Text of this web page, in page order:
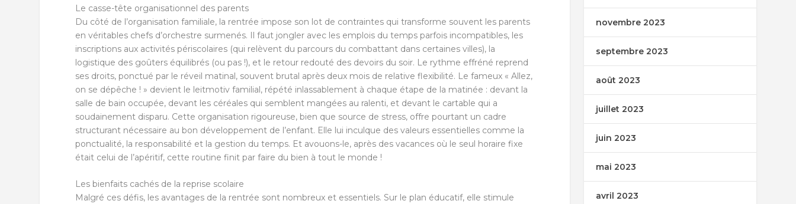
Le casse-tête organisationnel des parents
Du côté de l’organisation familiale, la rentrée impose son lot de contraintes qui transforme souvent les parents
en véritables chefs d’orchestre surmenés. Il faut jongler avec les emplois du temps parfois incompatibles, les
inscriptions aux activités périscolaires (qui relèvent du parcours du combattant dans certaines villes), la
logistique des goûters équilibrés (ou pas !), et le retour redouté des devoirs du soir. Le rythme effréné reprend
ses droits, ponctué par le réveil matinal, souvent brutal après deux mois de relative flexibilité. Le fameux « Allez,
on se dépêche ! » devient le leitmotiv familial, répété inlassablement à chaque étape de la matinée : devant la
salle de bain occupée, devant les céréales qui semblent mangées au ralenti, et devant le cartable qui a
soudainement disparu. Cette organisation rigoureuse, bien que source de stress, offre pourtant un cadre
structurant nécessaire au bon développement de l’enfant. Elle lui inculque des valeurs essentielles comme la
ponctualité, la responsabilité et la gestion du temps. Et avouons-le, après des vacances où le seul horaire fixe
était celui de l’apéritif, cette routine finit par faire du bien à tout le monde !
Les bienfaits cachés de la reprise scolaire
Malgré ces défis, les avantages de la rentrée sont nombreux et essentiels. Sur le plan éducatif, elle stimule
novembre 2023
septembre 2023
août 2023
juillet 2023
juin 2023
mai 2023
avril 2023